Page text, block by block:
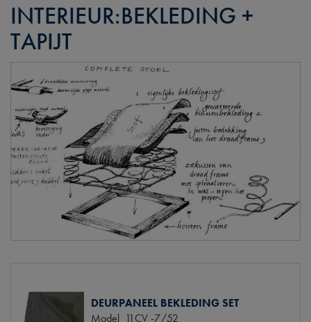
INTERIEUR:BEKLEDING +
TAPIJT
DEURPANEEL BEKLEDING SET
Model 11CV -7/52